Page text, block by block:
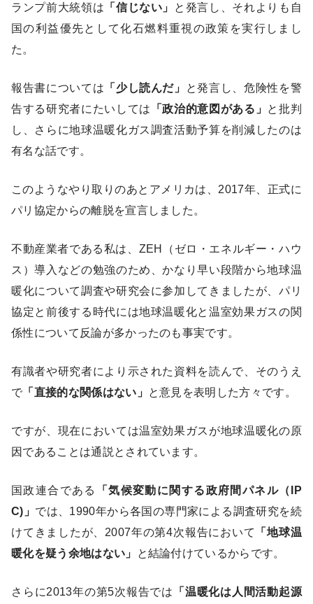
ランプ前大統領は 「信じない」
と発言し、それよりも自
国の利益優先として化石燃料重視の政策を実行しまし
た。
報告書については 「少し読んだ」
と発言し、危険性を警
告する研究者にたいしては
「政治的意図がある」 と批判
し、さらに地球温暖化ガス調査活動予算を削減したのは
有名な話です。
このようなやり取りのあとアメリカは、2017年、正式に
パリ協定からの離脱を宣言しました。
不動産業者である私は、ZEH（ゼロ・エネルギー・ハウ
ス）導入などの勉強のため、かなり早い段階から地球温
暖化について調査や研究会に参加してきましたが、パリ
協定と前後する時代には地球温暖化と温室効果ガスの関
係性について反論が多かったのも事実です。
有識者や研究者により示された資料を読んで、そのうえ
で 「直接的な関係はない」 と意見を表明した方々です。
ですが、現在においては温室効果ガスが地球温暖化の原
因であることは通説とされています。
国政連合である
「気候変動に関する政府間パネル（IP
C)」 では、1990年から各国の専門家による調査研究を続
けてきましたが、2007年の第4次報告において
「地球温
暖化を疑う余地はない」
と結論付けているからです。
さらに2013年の第5次報告では
「温暖化は人間活動起源